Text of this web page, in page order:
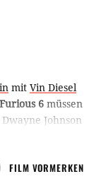
mit Vin Diesel
6 müssen
Johnson
mit einer lange
FILM VORMERKEN